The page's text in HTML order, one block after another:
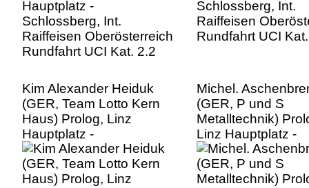
Kim Alexander Heiduk
(GER, Team Lotto Kern
Haus) Prolog, Linz
Hauptplatz -
Schlossberg, Int.
Raiffeisen Oberösterreich
Rundfahrt UCI Kat. 2.2
Michel.
(GER, P und S
Metalltechnik)
Linz Hauptplatz -
Schlossberg, Int.
Raiffeisen
Rundfahrt UCI